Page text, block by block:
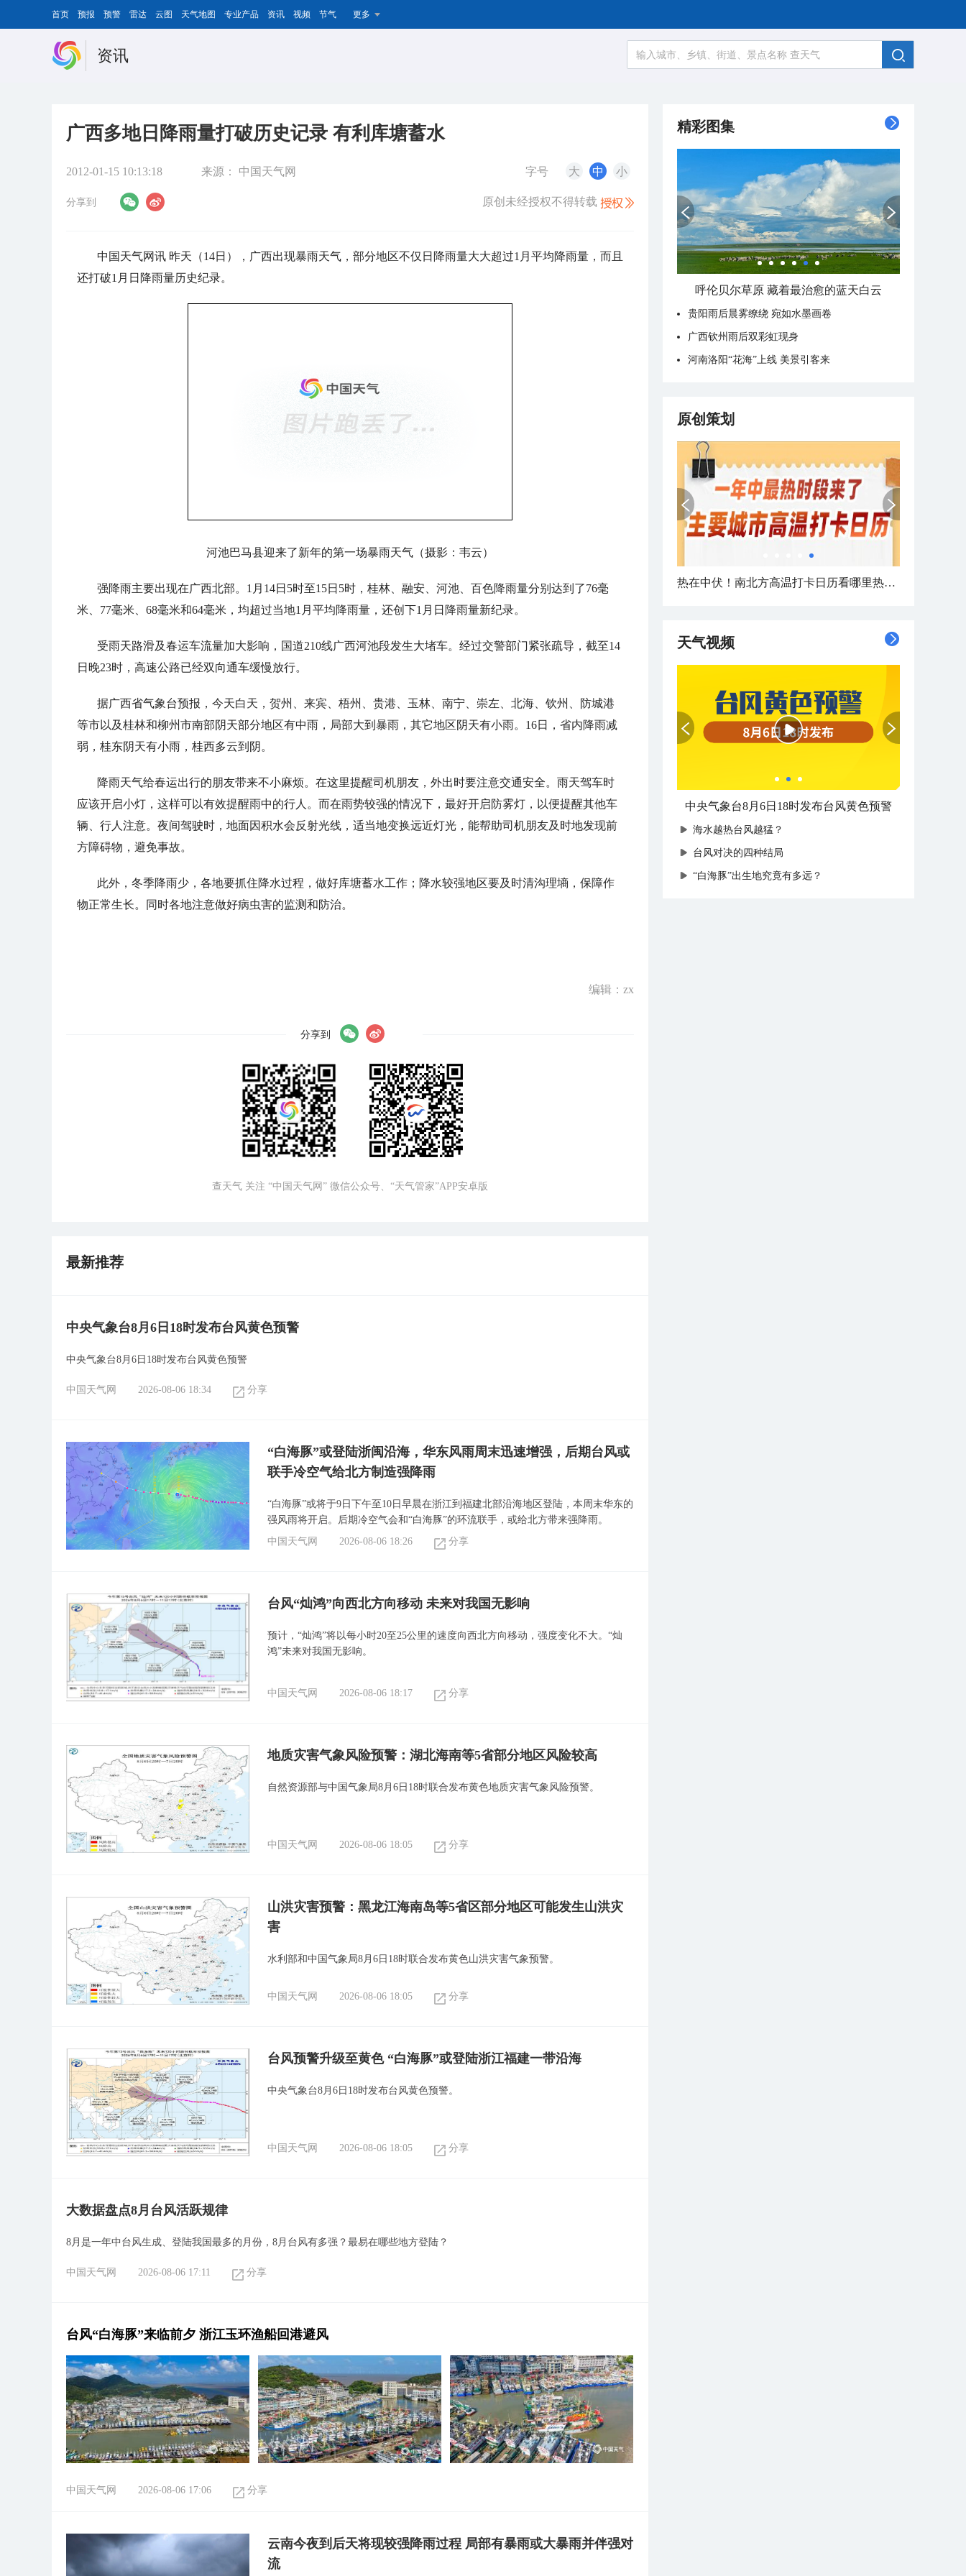
首页 预报 预警 雷达 云图 天气地图 专业产品 资讯 视频 节气 更多
资讯
广西多地日降雨量打破历史记录 有利库塘蓄水
2012-01-15 10:13:18 来源： 中国天气网 字号 大 中 小
分享到 原创未经授权不得转载
中国天气网讯 昨天（14日），广西出现暴雨天气，部分地区不仅日降雨量大大超过1月平均降雨量，而且
还打破1月日降雨量历史纪录。
河池巴马县迎来了新年的第一场暴雨天气（摄影：韦云）
强降雨主要出现在广西北部。1月14日5时至15日5时，桂林、融安、河池、百色降雨量分别达到了76毫
米、77毫米、68毫米和64毫米，均超过当地1月平均降雨量，还创下1月日降雨量新纪录。
受雨天路滑及春运车流量加大影响，国道210线广西河池段发生大堵车。经过交警部门紧张疏导，截至14
日晚23时，高速公路已经双向通车缓慢放行。
据广西省气象台预报，今天白天，贺州、来宾、梧州、贵港、玉林、南宁、崇左、北海、钦州、防城港
等市以及桂林和柳州市南部阴天部分地区有中雨，局部大到暴雨，其它地区阴天有小雨。16日，省内降雨减
弱，桂东阴天有小雨，桂西多云到阴。
降雨天气给春运出行的朋友带来不小麻烦。在这里提醒司机朋友，外出时要注意交通安全。雨天驾车时
应该开启小灯，这样可以有效提醒雨中的行人。而在雨势较强的情况下，最好开启防雾灯，以便提醒其他车
辆、行人注意。夜间驾驶时，地面因积水会反射光线，适当地变换远近灯光，能帮助司机朋友及时地发现前
方障碍物，避免事故。
此外，冬季降雨少，各地要抓住降水过程，做好库塘蓄水工作；降水较强地区要及时清沟理墒，保障作
物正常生长。同时各地注意做好病虫害的监测和防治。
编辑：zx
分享到
查天气 关注 “中国天气网” 微信公众号、“天气管家”APP安卓版
最新推荐
中央气象台8月6日18时发布台风黄色预警
中央气象台8月6日18时发布台风黄色预警
中国天气网 2026-08-06 18:34 分享
“白海豚”或登陆浙闽沿海，华东风雨周末迅速增强，后期台风或
联手冷空气给北方制造强降雨
“白海豚”或将于9日下午至10日早晨在浙江到福建北部沿海地区登陆，本周末华东的
强风雨将开启。后期冷空气会和“白海豚”的环流联手，或给北方带来强降雨。
中国天气网
2026-08-06 18:26 分享
台风“灿鸿”向西北方向移动 未来对我国无影响
预计，“灿鸿”将以每小时20至25公里的速度向西北方向移动，强度变化不大。“灿
鸿”未来对我国无影响。
中国天气网 2026-08-06 18:17 分享
地质灾害气象风险预警：湖北海南等5省部分地区风险较高
自然资源部与中国气象局8月6日18时联合发布黄色地质灾害气象风险预警。
中国天气网 2026-08-06 18:05 分享
山洪灾害预警：黑龙江海南岛等5省区部分地区可能发生山洪灾
害
水利部和中国气象局8月6日18时联合发布黄色山洪灾害气象预警。
中国天气网 2026-08-06 18:05 分享
台风预警升级至黄色 “白海豚”或登陆浙江福建一带沿海
中央气象台8月6日18时发布台风黄色预警。
中国天气网 2026-08-06 18:05 分享
大数据盘点8月台风活跃规律
8月是一年中台风生成、登陆我国最多的月份，8月台风有多强？最易在哪些地方登陆？
中国天气网 2026-08-06 17:11 分享
台风“白海豚”来临前夕 浙江玉环渔船回港避风
中国天气网 2026-08-06 17:06 分享
云南今夜到后天将现较强降雨过程 局部有暴雨或大暴雨并伴强对
流
精彩图集
呼伦贝尔草原 藏着最治愈的蓝天白云
贵阳雨后晨雾缭绕 宛如水墨画卷
广西钦州雨后双彩虹现身
河南洛阳“花海”上线 美景引客来
原创策划
热在中伏！南北方高温打卡日历看哪里热力持久
天气视频
中央气象台8月6日18时发布台风黄色预警
海水越热台风越猛？
台风对决的四种结局
“白海豚”出生地究竟有多远？